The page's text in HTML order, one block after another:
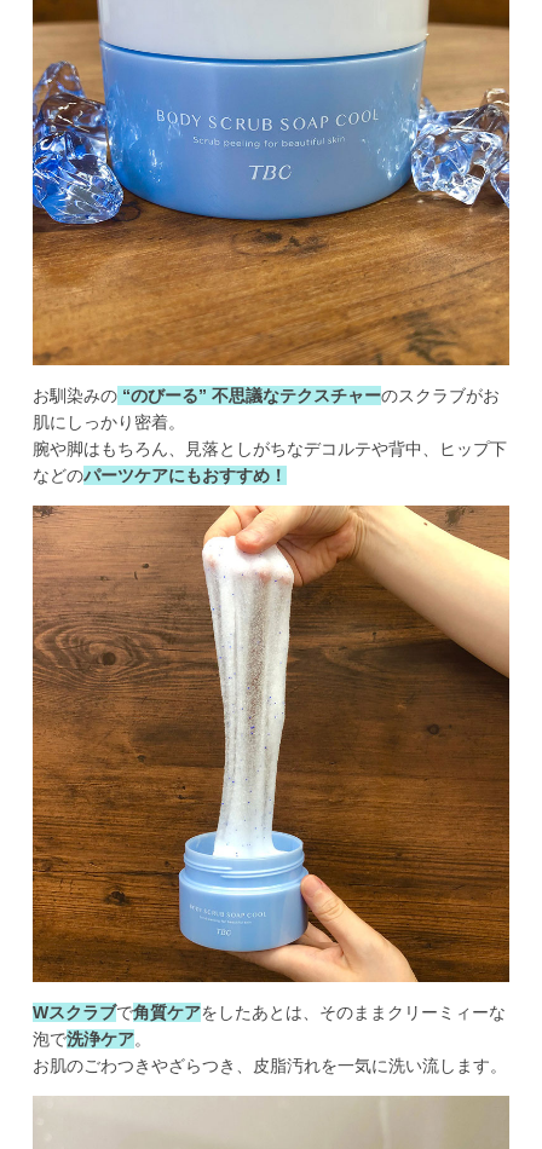
お馴染みの “のびーる” 不思議なテクスチャーのスクラブがお
肌にしっかり密着。
腕や脚はもちろん、見落としがちなデコルテや背中、ヒップ下
などのパーツケアにもおすすめ！
Wスクラブで角質ケアをしたあとは、そのままクリーミィーな
泡で洗浄ケア。